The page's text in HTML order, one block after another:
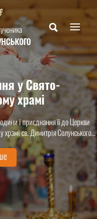
у Свято-
храмі
і приєднання її до Церкви
храмі св. Димитрія Солунського...